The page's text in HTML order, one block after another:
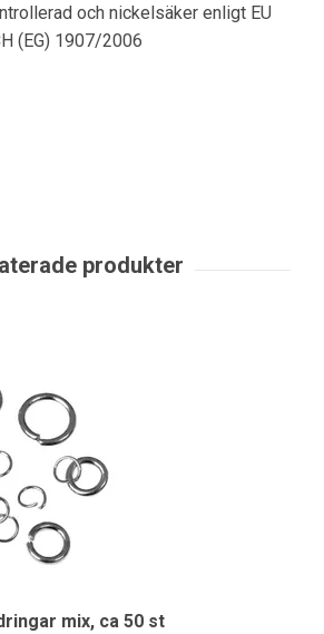
och nickelsäker enligt EU
(EG) 1907/2006
mix, ca 50 st